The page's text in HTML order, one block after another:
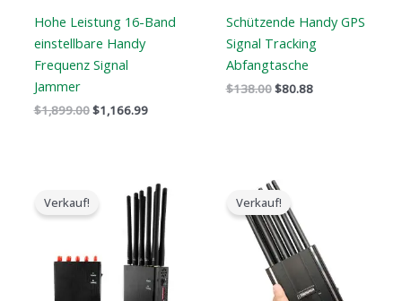
Hohe Leistung 16-Band
einstellbare Handy
Frequenz Signal
Jammer
$1,899.00$1,166.99
Schützende Handy GPS
Signal Tracking
Abfangtasche
$138.00$80.88
Verkauf!
ursprüngliche
Preis
$599.00.
aktuelle
Preis
ist:
$399.99.
Verkauf!
Der
ursprüngliche
Preis
war:
$999.00.